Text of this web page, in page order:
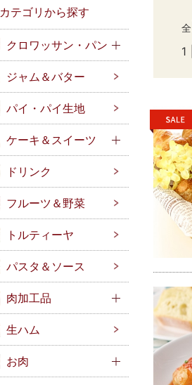
カテゴリから探す
クロワッサン・パン
ジャム＆バター
パイ・パイ生地
ケーキ＆スイーツ
ドリンク
フルーツ＆野菜
トルティーヤ
パスタ＆ソース
肉加工品
生ハム
お肉
全
1